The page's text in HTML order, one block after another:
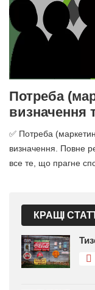
Потреба
визначення
✅ Потреба
визначення. Повне
все те, що прагне
КРАЩІ